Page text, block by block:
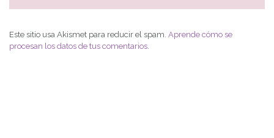
Este sitio usa Akismet para reducir el spam. Aprende cómo se
procesan los datos de tus comentarios.